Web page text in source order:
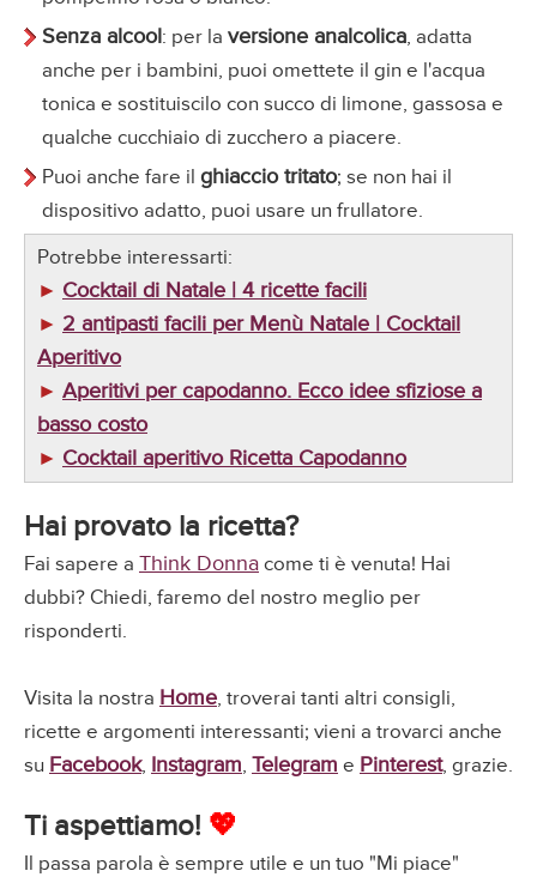
Senza alcool: per la versione analcolica, adatta
anche per i bambini, puoi omettete il gin e l'acqua
tonica e sostituiscilo con succo di limone, gassosa e
qualche cucchiaio di zucchero a piacere.
Puoi anche fare il ghiaccio tritato; se non hai il
dispositivo adatto, puoi usare un frullatore.
Potrebbe interessarti:
► Cocktail di Natale | 4 ricette facili
► 2 antipasti facili per Menù Natale | Cocktail
Aperitivo
► Aperitivi per capodanno. Ecco idee sfiziose a
basso costo
► Cocktail aperitivo Ricetta Capodanno
Hai provato la ricetta?
Fai sapere a Think Donna come ti è venuta! Hai
dubbi? Chiedi, faremo del nostro meglio per
risponderti.
Visita la nostra Home, troverai tanti altri consigli,
ricette e argomenti interessanti; vieni a trovarci anche
su Facebook, Instagram, Telegram e Pinterest, grazie.
Ti aspettiamo! 💖
Il passa parola è sempre utile e un tuo "Mi piace"